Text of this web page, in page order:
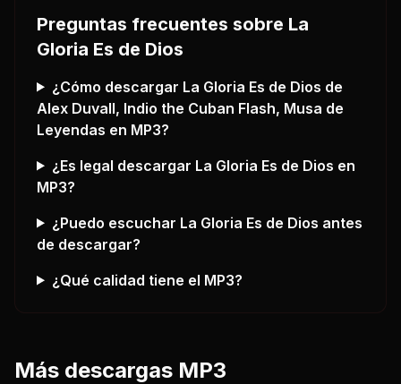
Preguntas frecuentes sobre La
Gloria Es de Dios
¿Cómo descargar La Gloria Es de Dios de
Alex Duvall, Indio the Cuban Flash, Musa de
Leyendas en MP3?
¿Es legal descargar La Gloria Es de Dios en
MP3?
¿Puedo escuchar La Gloria Es de Dios antes
de descargar?
¿Qué calidad tiene el MP3?
Más descargas MP3